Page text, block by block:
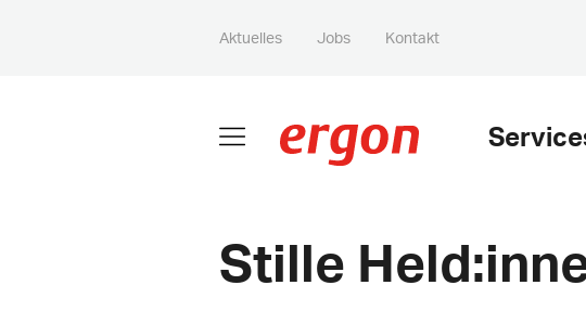
Aktuelles Jobs Kontakt
Stille